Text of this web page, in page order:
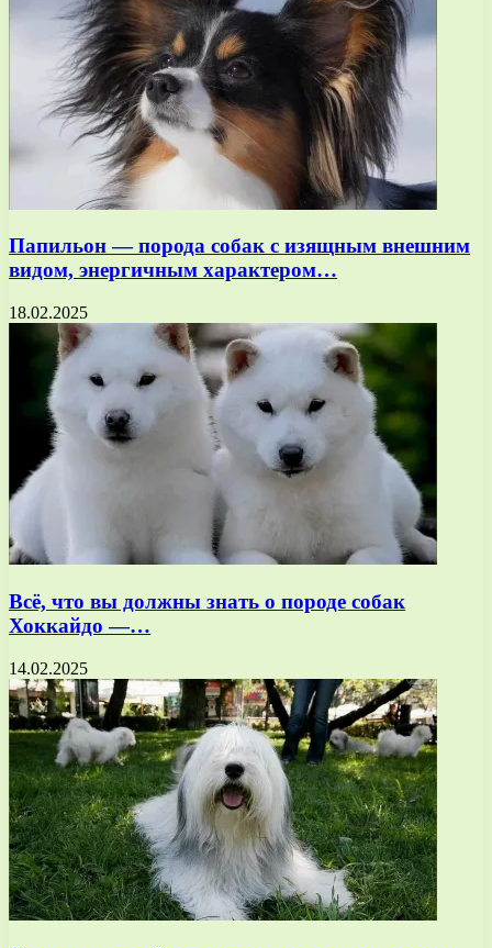
Папильон — порода собак с изящным внешним
видом, энергичным характером…
18.02.2025
Всё, что вы должны знать о породе собак
Хоккайдо —…
14.02.2025